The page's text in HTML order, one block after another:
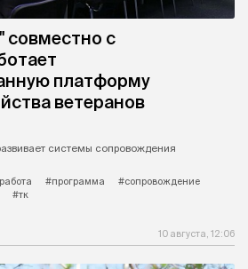
совместно с
платформу
ветеранов
системы сопровождения
#программа
#сопровождение
#тк
10 августа, 12:06